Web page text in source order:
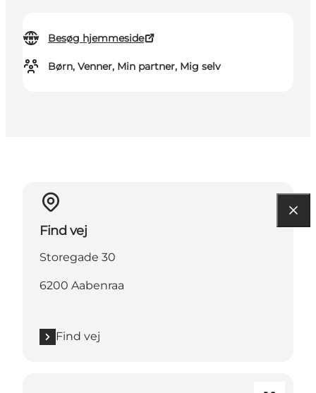
Besøg hjemmeside
Børn, Venner, Min partner, Mig selv
Find vej
Storegade 30
6200 Aabenraa
Find vej